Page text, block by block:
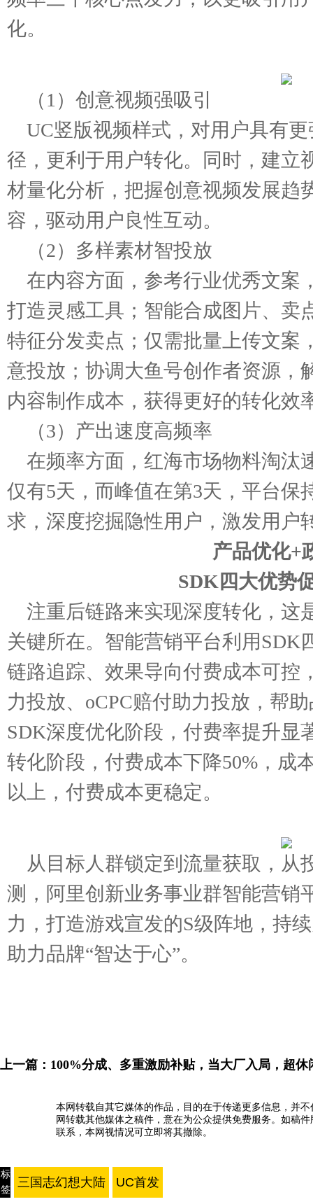
化。
（1）创意视频强吸引
UC竖版视频样式，对用户具有
径，更利于用户转化。同时，建立
材量化分析，把握创意视频发展趋
容，驱动用户良性互动。
（2）多样素材智投放
在内容方面，参考行业优秀文案
打造灵感工具；智能合成图片、卖
特征分发卖点；仅需批量上传文案
意投放；协调大鱼号创作者资源，
内容制作成本，获得更好的转化效
（3）产出速度高频率
在频率方面，红海市场物料淘汰
仅有5天，而峰值在第3天，平台保
求，深度挖掘隐性用户，激发用户
产品优化+
SDK四大优势
注重后链路来实现深度转化，这
关键所在。智能营销平台利用SDK
链路追踪、效果导向付费成本可控
力投放、oCPC赔付助力投放，帮
SDK深度优化阶段，付费率提升显
转化阶段，付费成本下降50%，成
以上，付费成本更稳定。
从目标人群锁定到流量获取，从
测，阿里创新业务事业群智能营销
力，打造游戏宣发的S级阵地，持
助力品牌“智达于心”。
上一篇： 100%分成、多重激励补贴，当大厂入局，超
本网转载自其它媒体的作品，目的在于传递更多信息，并
网转载其他媒体之稿件，意在为公众提供免费服务。如稿
联系，本网视情况可立即将其撤除。
标
签
三国志幻想大陆 UC首发